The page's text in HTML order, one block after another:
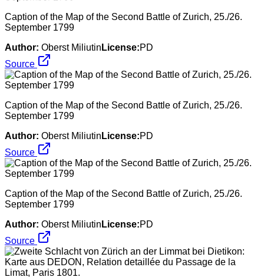
Caption of the Map of the Second Battle of Zurich, 25./26.
September 1799
Author: Oberst Miliutin License:PD
Source
Caption of the Map of the Second Battle of Zurich, 25./26.
September 1799
Author: Oberst Miliutin License:PD
Source
Caption of the Map of the Second Battle of Zurich, 25./26.
September 1799
Author: Oberst Miliutin License:PD
Source